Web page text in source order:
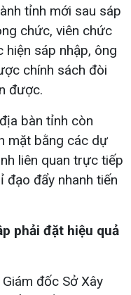
tỉnh mới sau sáp
chức, viên chức
sáp nhập, ông
chính sách đòi
được.
bàn tỉnh còn
mặt bằng các dự
liên quan trực tiếp
đạo đẩy nhanh tiến
phải đặt hiệu quả
đốc Sở Xây